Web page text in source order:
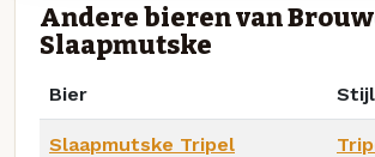
Andere bieren van
Slaapmutske
Bier Stijl
Slaapmutske Tripel